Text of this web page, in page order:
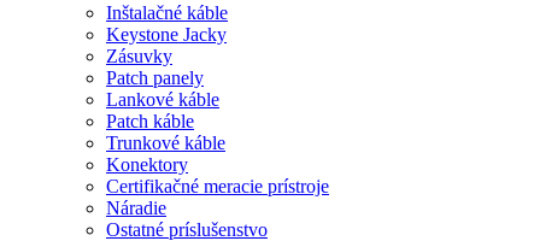
Inštalačné káble
Keystone Jacky
Zásuvky
Patch panely
Lankové káble
Patch káble
Trunkové káble
Konektory
Certifikačné meracie prístroje
Náradie
Ostatné príslušenstvo